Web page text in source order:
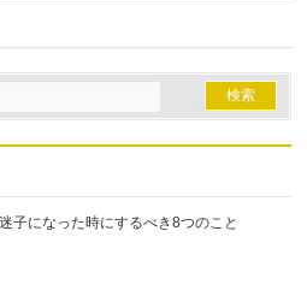
子になった時にするべき8つのこと